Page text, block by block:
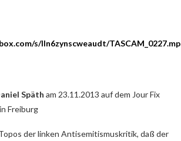
s/lln6zynscweaudt/
Späth am 23.11.2013 auf dem Jour Fix
Freiburg
der linken Antisemitismuskritik, daß der